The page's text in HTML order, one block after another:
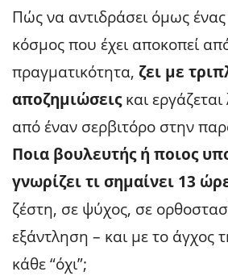
Πώς να αντιδράσει όμως ένας
κόσμος που έχει αποκοπεί
πραγματικότητα, ζει με
αποζημιώσειςκαι εργάζεται
από έναν σερβιτόρο στην
Ποια βουλευτής ή ποιος
γνωρίζει τι σημαίνει 13
ζέστη, σε ψύχος, σε
εξάντληση – και με το άγχος
κάθε “όχι”;